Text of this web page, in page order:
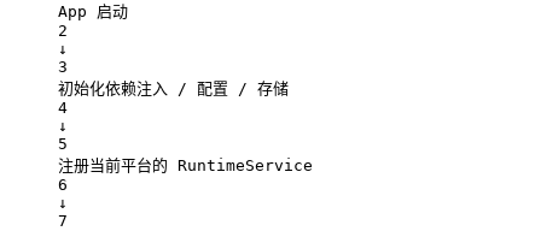
App 启动
2
↓
3
初始化依赖注入 / 配置 / 存储
4
↓
5
注册当前平台的 RuntimeService
6
↓
7